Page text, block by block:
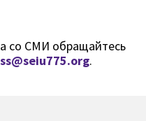
со СМИ обращайтесь
.